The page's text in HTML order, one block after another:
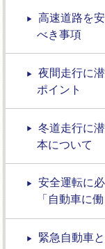
高速道路を
べき事項
夜間走行に
ポイント
冬道走行に
本について
安全運転に
「自動車に
緊急自動車